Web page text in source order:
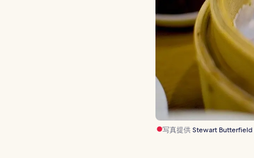
写真提供Stewart Butterfield